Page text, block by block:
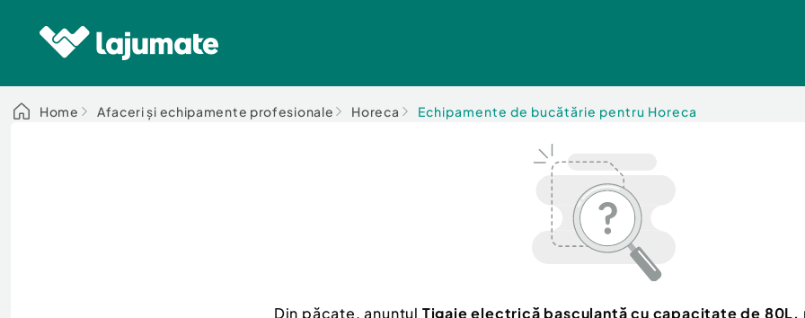
Home Afaceri și echipamente profesionale Horeca Echipamente de bucătărie pentru Horeca
Din păcate, anunțul Tigaie electrică basculantă cu capacitate de 80L.